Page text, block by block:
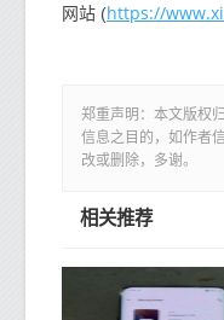
网站 (https://
郑重声明：本文版权
信息之目的，如作者
改或删除，多谢。
相关推荐